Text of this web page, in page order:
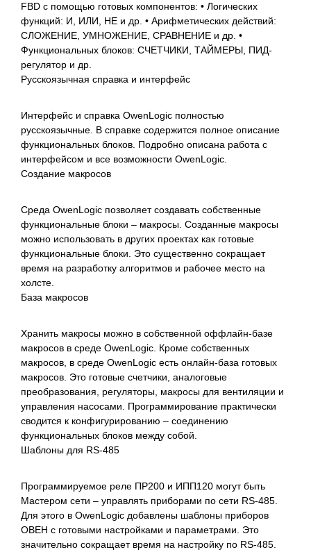
FBD с помощью готовых компонентов: • Логических
функций: И, ИЛИ, НЕ и др. • Арифметических действий:
СЛОЖЕНИЕ, УМНОЖЕНИЕ, СРАВНЕНИЕ и др. •
Функциональных блоков: СЧЕТЧИКИ, ТАЙМЕРЫ, ПИД-
регулятор и др.
Русскоязычная справка и интерфейс
Интерфейс и справка OwenLogic полностью
русскоязычные. В справке содержится полное описание
функциональных блоков. Подробно описана работа с
интерфейсом и все возможности OwenLogic.
Создание макросов
Среда OwenLogic позволяет создавать собственные
функциональные блоки – макросы. Созданные макросы
можно использовать в других проектах как готовые
функциональные блоки. Это существенно сокращает
время на разработку алгоритмов и рабочее место на
холсте.
База макросов
Хранить макросы можно в собственной оффлайн-базе
макросов в среде OwenLogic. Кроме собственных
макросов, в среде OwenLogic есть онлайн-база готовых
макросов. Это готовые счетчики, аналоговые
преобразования, регуляторы, макросы для вентиляции и
управления насосами. Программирование практически
сводится к конфигурированию – соединению
функциональных блоков между собой.
Шаблоны для RS-485
Программируемое реле ПР200 и ИПП120 могут быть
Мастером сети – управлять приборами по сети RS-485.
Для этого в OwenLogic добавлены шаблоны приборов
ОВЕН с готовыми настройками и параметрами. Это
значительно сокращает время на настройку по RS-485.